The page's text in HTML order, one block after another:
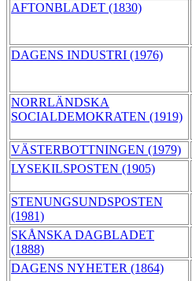
AFTONBLADET (1830)
DAGENS INDUSTRI (1976)
NORRLÄNDSKA
SOCIALDEMOKRATEN (1919)
VÄSTERBOTTNINGEN (1979)
LYSEKILSPOSTEN (1905)
STENUNGSUNDSPOSTEN
(1981)
SKÅNSKA DAGBLADET
(1888)
DAGENS NYHETER (1864)